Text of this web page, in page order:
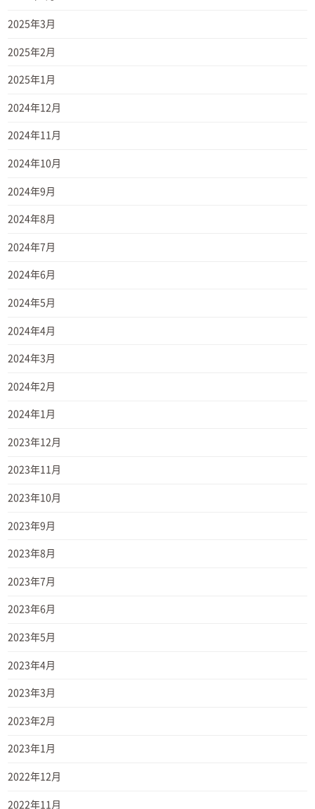
2025年3月
2025年2月
2025年1月
2024年12月
2024年11月
2024年10月
2024年9月
2024年8月
2024年7月
2024年6月
2024年5月
2024年4月
2024年3月
2024年2月
2024年1月
2023年12月
2023年11月
2023年10月
2023年9月
2023年8月
2023年7月
2023年6月
2023年5月
2023年4月
2023年3月
2023年2月
2023年1月
2022年12月
2022年11月